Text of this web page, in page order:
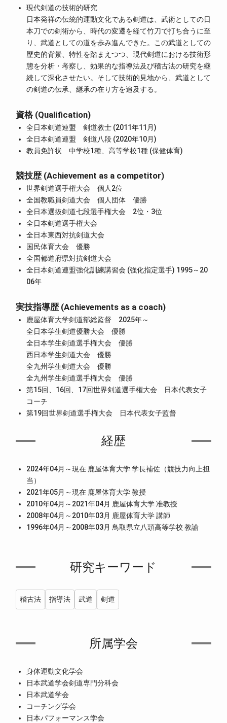
現代剣道の技術的研究
日本発祥の伝統的運動文化である剣道は、武術としての日
本刀での剣術から、時代の変遷を経て竹刀で打ち合うに至
り、武道としての道を歩み進んできた。この武道としての
歴史的背景、特性を踏まえつつ、現代剣道における技術形
態を分析・考察し、効果的な指導法及び稽古法の研究を継
続して深化させたい。そして技術的見地から、武道として
の剣道の伝承、継承の在り方を追及する。
資格 (Qualification)
全日本剣道連盟 剣道教士 (2011年11月)
全日本剣道連盟 剣道八段 (2020年10月)
教員免許状 中学校1種、高等学校1種 (保健体育)
競技歴 (Achievement as a competitor)
世界剣道選手権大会 個人2位
全国教職員剣道大会 個人団体 優勝
全日本選抜剣道七段選手権大会 2位・3位
全日本剣道選手権大会
全日本東西対抗剣道大会
国民体育大会 優勝
全国都道府県対抗剣道大会
全日本剣道連盟強化訓練講習会 (強化指定選手) 1995～20
06年
実技指導歴 (Achievements as a coach)
鹿屋体育大学剣道部総監督 2025年～
全日本学生剣道優勝大会 優勝
全日本学生剣道選手権大会 優勝
西日本学生剣道大会 優勝
全九州学生剣道大会 優勝
全九州学生剣道選手権大会 優勝
第15回、16回、17回世界剣道選手権大会 日本代表女子
コーチ
第19回世界剣道選手権大会 日本代表女子監督
経歴
2024年04月～現在 鹿屋体育大学 学長補佐（競技力向上担
当）
2021年05月～現在 鹿屋体育大学 教授
2010年04月～2021年04月 鹿屋体育大学 准教授
2008年04月～2010年03月 鹿屋体育大学 講師
1996年04月～2008年03月 鳥取県立八頭高等学校 教諭
研究キーワード
稽古法 指導法 武道 剣道
所属学会
身体運動文化学会
日本武道学会剣道専門分科会
日本武道学会
コーチング学会
日本パフォーマンス学会